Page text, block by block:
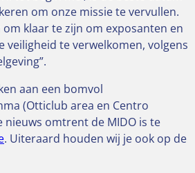
om onze missie te vervullen.
klaar te zijn om exposanten en
veiligheid te verwelkomen, volgens
aan een bomvol
(Otticlub area en Centro
nieuws omtrent de MIDO is te
. Uiteraard houden wij je ook op de